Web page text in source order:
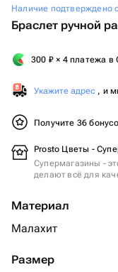
Наличие подтверждено
Браслет ручной
300 ₽ × 4 платежа в
Укажите адрес , и
Получите 36
Prosto Цветы -
Супермагазины -
делают всё для
Материал
Малахит
Размер